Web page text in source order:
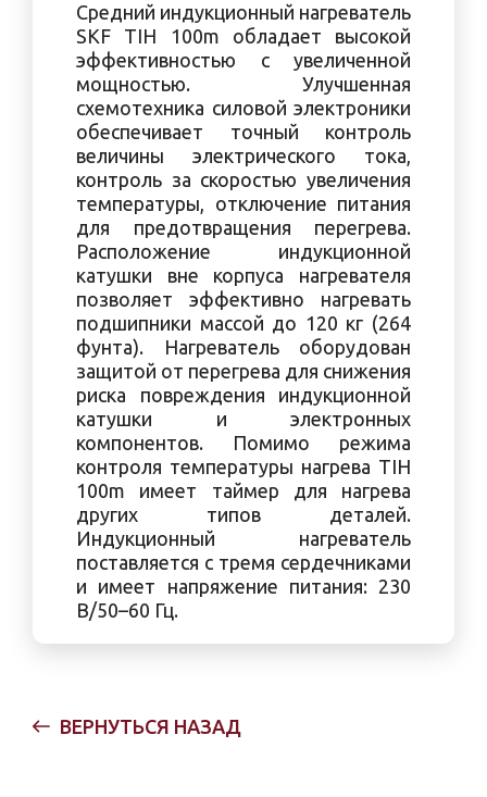
Средний индукционный нагреватель
SKF TIH 100m обладает высокой
эффективностью c увеличенной
мощностью. Улучшенная
схемотехника силовой электроники
обеспечивает точный контроль
величины электрического тока,
контроль за скоростью увеличения
температуры, отключение питания
для предотвращения перегрева.
Расположение индукционной
катушки вне корпуса нагревателя
позволяет эффективно нагревать
подшипники массой до 120 кг (264
фунта). Нагреватель оборудован
защитой от перегрева для снижения
риска повреждения индукционной
катушки и электронных
компонентов. Помимо режима
контроля температуры нагрева TIH
100m имеет таймер для нагрева
других типов деталей.
Индукционный нагреватель
поставляется с тремя сердечниками
и имеет напряжение питания: 230
В/50–60 Гц.
ВЕРНУТЬСЯ НАЗАД